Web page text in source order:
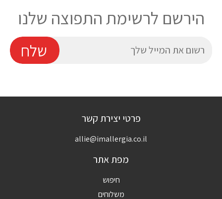
הירשם לרשימת התפוצה שלנו
שלח
פרטי יצירת קשר
allie@imallergia.co.il
מפת אתר
חיפוש
משלוחים